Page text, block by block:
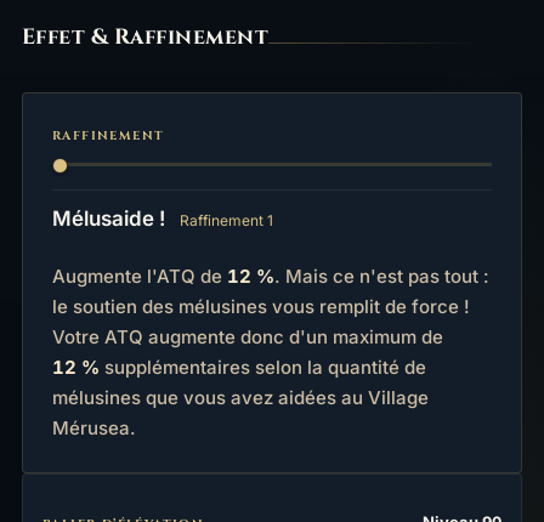
Effet
Effet & Raffinement
RAFFINEMENT
Mélusaide ! Raffinement 1
Augmente l'ATQ de 12 %. Mais ce n'est pas tout :
le soutien des mélusines vous remplit de force !
Votre ATQ augmente donc d'un maximum de
12 % supplémentaires selon la quantité de
mélusines que vous avez aidées au Village
Mérusea.